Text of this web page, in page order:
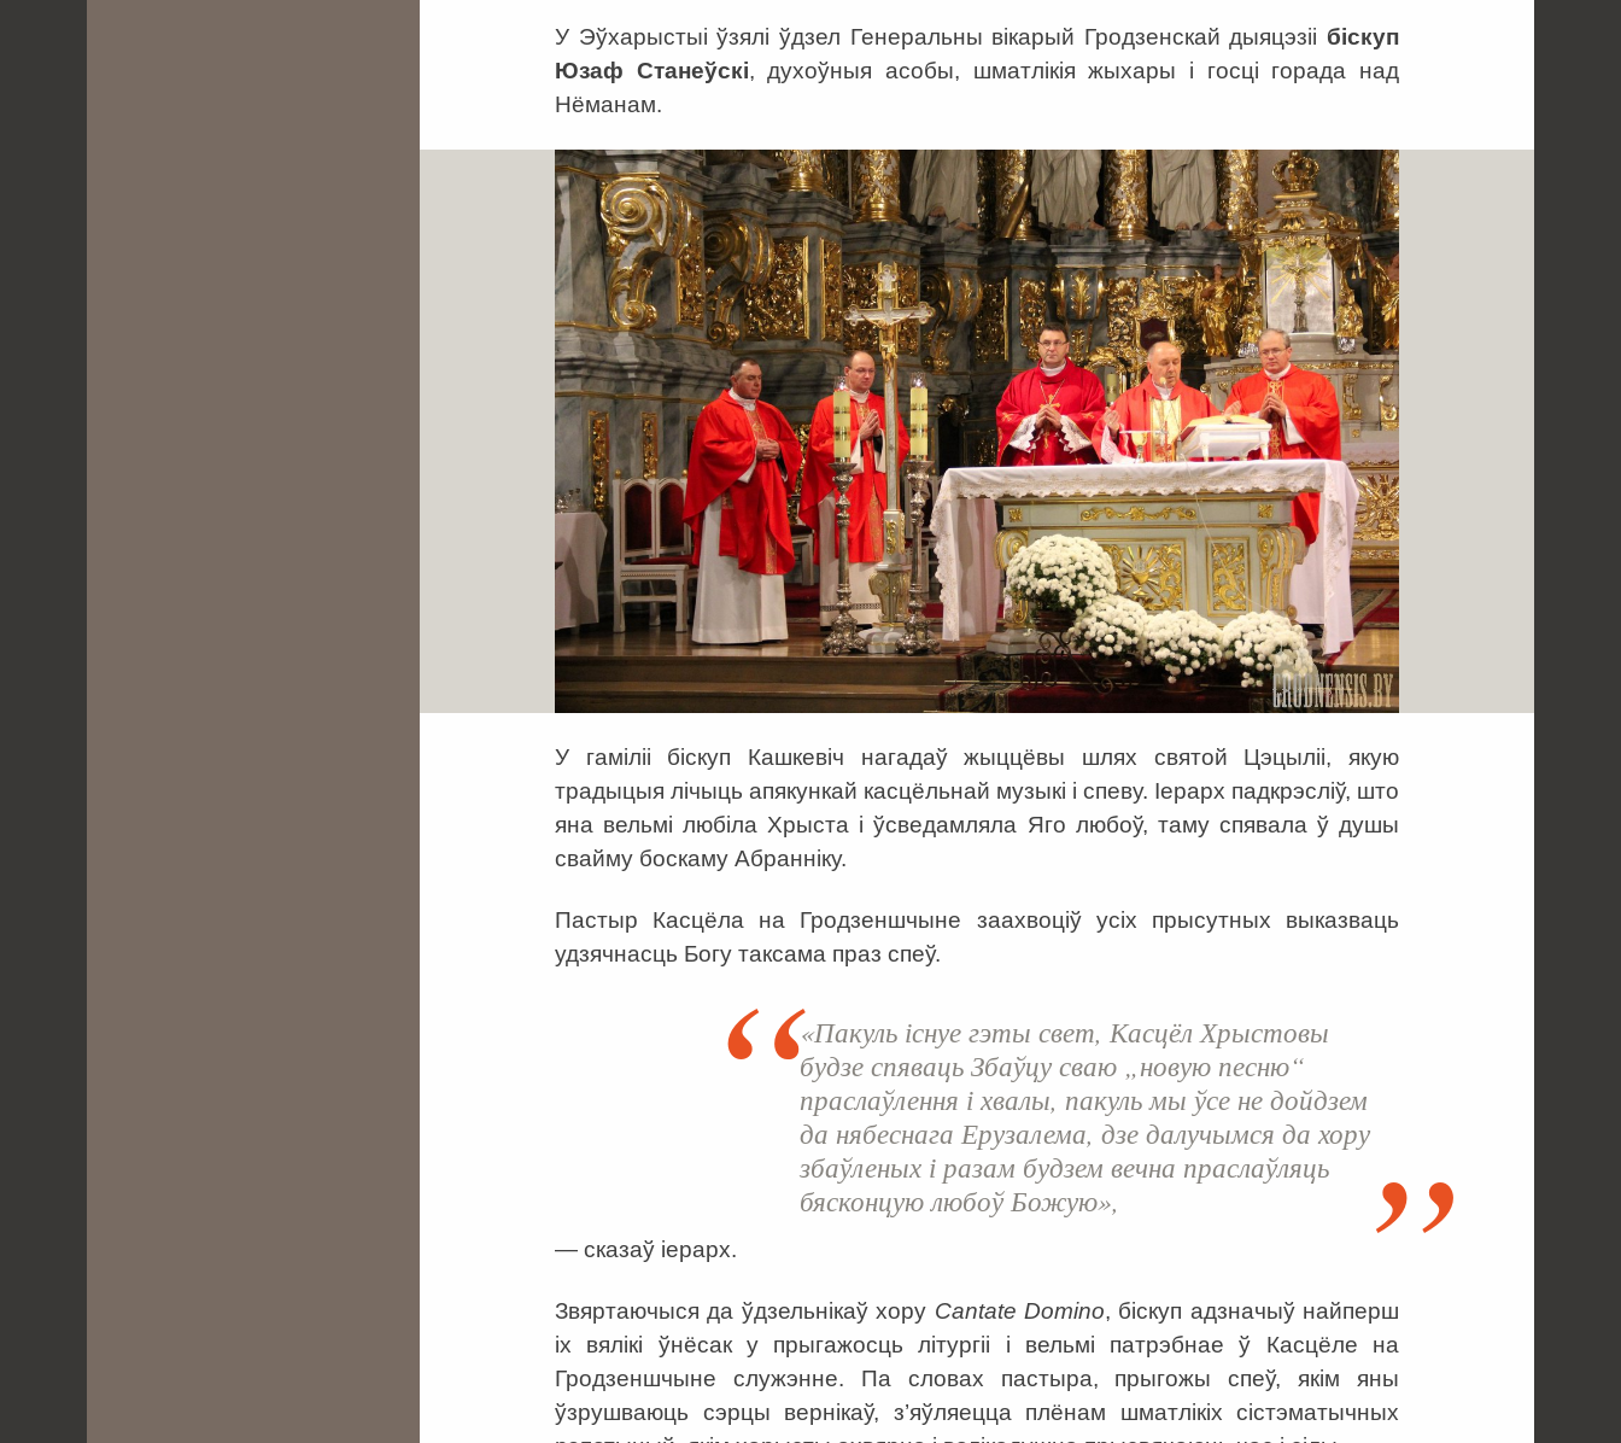
У Эўхарыстыі ўзялі ўдзел Генеральны вікарый Гродзенскай дыяцэзіі біскуп
Юзаф Станеўскі, духоўныя асобы, шматлікія жыхары і госці горада над
Нёманам.
У гаміліі біскуп Кашкевіч нагадаў жыццёвы шлях святой Цэцыліі, якую
традыцыя лічыць апякункай касцёльнай музыкі і спеву. Іерарх падкрэсліў, што
яна вельмі любіла Хрыста і ўсведамляла Яго любоў, таму спявала ў душы
свайму боскаму Абранніку.
Пастыр Касцёла на Гродзеншчыне заахвоціў усіх прысутных выказваць
удзячнасць Богу таксама праз спеў.
«Пакуль існуе гэты свет, Касцёл Хрыстовы
будзе спяваць Збаўцу сваю „новую песню“
праслаўлення і хвалы, пакуль мы ўсе не дойдзем
да нябеснага Ерузалема, дзе далучымся да хору
збаўленых і разам будзем вечна праслаўляць
бясконцую любоў Божую»,
— сказаў іерарх.
Звяртаючыся да ўдзельнікаў хору Cantate Domino, біскуп адзначыў найперш
іх вялікі ўнёсак у прыгажосць літургіі і вельмі патрэбнае ў Касцёле на
Гродзеншчыне служэнне. Па словах пастыра, прыгожы спеў, якім яны
ўзрушваюць сэрцы вернікаў, з’яўляецца плёнам шматлікіх сістэматычных